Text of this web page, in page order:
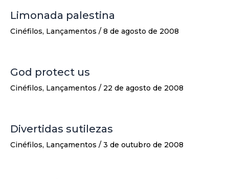
Limonada palestina
Cinéfilos, Lançamentos / 8 de agosto de 2008
God protect us
Cinéfilos, Lançamentos / 22 de agosto de 2008
Divertidas sutilezas
Cinéfilos, Lançamentos / 3 de outubro de 2008